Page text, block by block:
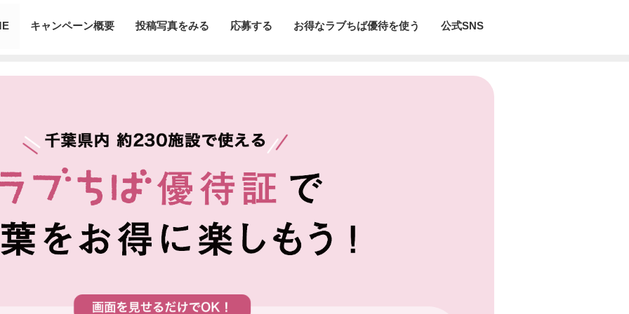
キャンペーン概要 投稿写真をみる 応募する お得なラブちば優待を使う 公式SNS